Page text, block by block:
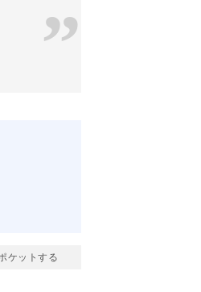
ケットする